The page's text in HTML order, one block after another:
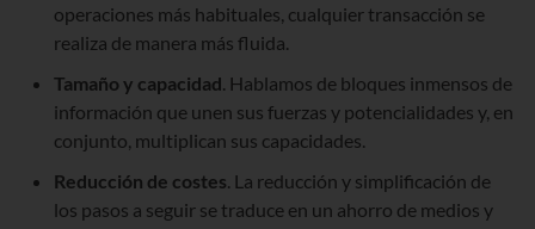
operaciones más habituales, cualquier transacción se
realiza de manera más fluida.
Tamaño y capacidad. Hablamos de bloques inmensos de
información que unen sus fuerzas y potencialidades y, en
conjunto, multiplican sus capacidades.
Reducción de costes. La reducción y simplificación de
los pasos a seguir se traduce en un ahorro de medios y